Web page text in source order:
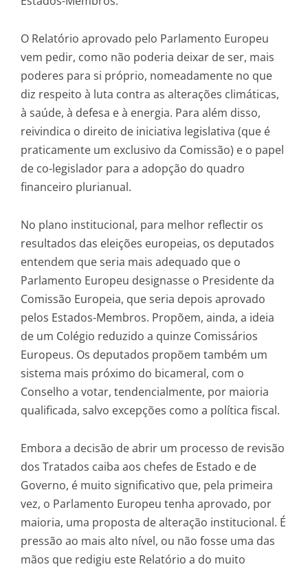
O Relatório aprovado pelo Parlamento Europeu
vem pedir, como não poderia deixar de ser, mais
poderes para si próprio, nomeadamente no que
diz respeito à luta contra as alterações climáticas,
à saúde, à defesa e à energia. Para além disso,
reivindica o direito de iniciativa legislativa (que é
praticamente um exclusivo da Comissão) e o papel
de co-legislador para a adopção do quadro
financeiro plurianual.
No plano institucional, para melhor reflectir os
resultados das eleições europeias, os deputados
entendem que seria mais adequado que o
Parlamento Europeu designasse o Presidente da
Comissão Europeia, que seria depois aprovado
pelos Estados-Membros. Propõem, ainda, a ideia
de um Colégio reduzido a quinze Comissários
Europeus. Os deputados propõem também um
sistema mais próximo do bicameral, com o
Conselho a votar, tendencialmente, por maioria
qualificada, salvo excepções como a política fiscal.
Embora a decisão de abrir um processo de revisão
dos Tratados caiba aos chefes de Estado e de
Governo, é muito significativo que, pela primeira
vez, o Parlamento Europeu tenha aprovado, por
maioria, uma proposta de alteração institucional. É
pressão ao mais alto nível, ou não fosse uma das
mãos que redigiu este Relatório a do muito